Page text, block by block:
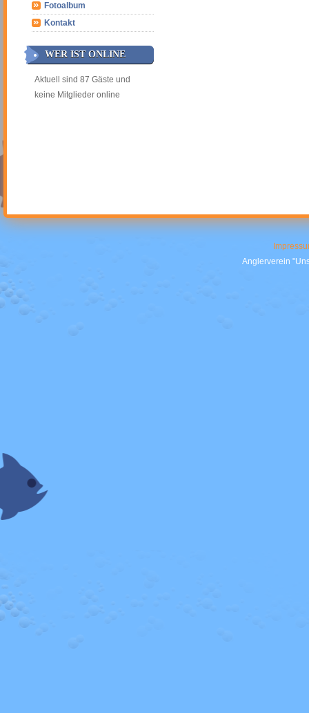
Fotoalbum
Kontakt
WER IST ONLINE
Aktuell sind 87 Gäste und
keine Mitglieder online
Anglerverein